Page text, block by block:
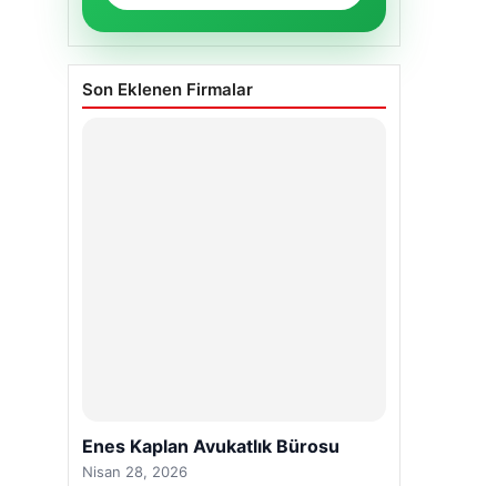
Son Eklenen Firmalar
Enes Kaplan Avukatlık Bürosu
Nisan 28, 2026